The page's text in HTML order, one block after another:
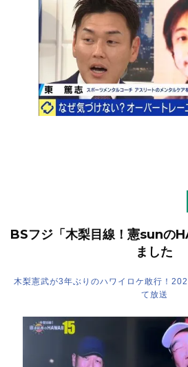
BSフジ「木梨目線！憲sunの
ました
木梨憲武が3年ぶりのハワイロケ敢行！
て放送